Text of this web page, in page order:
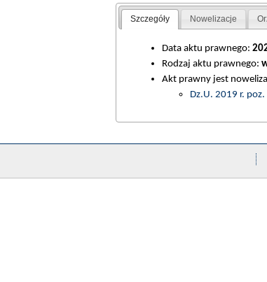
Szczegóły Nowelizacje
Data aktu prawnego:
Rodzaj aktu prawnego:
Akt prawny jest
Dz.U. 2019 r.